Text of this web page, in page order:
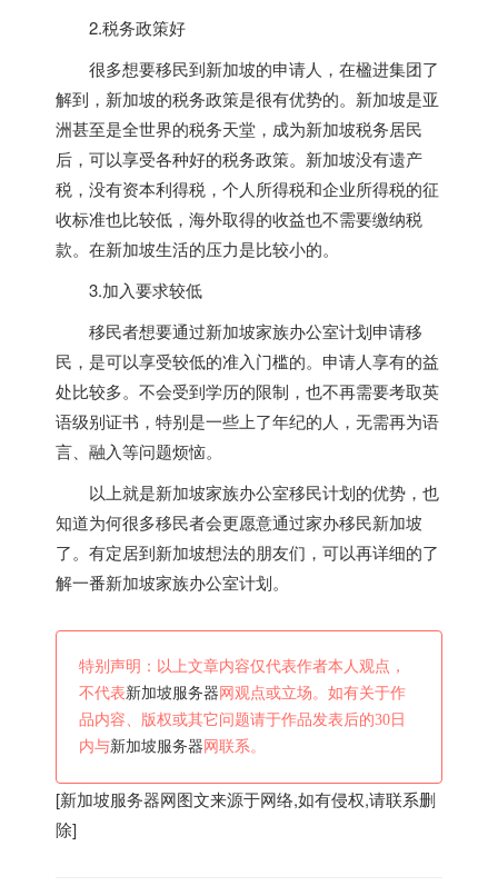
2.税务政策好
很多想要移民到新加坡的申请人，在楹进集团了
解到， 新加坡的税务政策是很有优势的。 新加坡是亚
洲甚至是全世界的税务天堂，成为新加坡税务居民
后，可以享受各种好的税务政策。 新加坡没有遗产
税，没有资本利得税，个人所得税和企业所得税的征
收标准也比较低，海外取得的收益也不需要缴纳税
款。在新加坡生活的压力是比较小的。
3.加入要求较低
移民者想要通过新加坡家族办公室计划申请移
民，是可以享受较低的准入门槛的。申请人享有的益
处比较多。不会受到学历的限制，也不再需要考取英
语级别证书，特别是一些上了年纪的人，无需再为语
言、融入等问题烦恼。
以上就是新加坡家族办公室移民计划的优势，也
知道为何很多移民者会更愿意通过家办移民新加坡
了。有定居到新加坡想法的朋友们，可以再详细的了
解一番新加坡家族办公室计划。
特别声明：以上文章内容仅代表作者本人观点，
不代表新加坡服务器 网观点或立场。如有关于作
品内容、版权或其它问题请于作品发表后的30日
内与新加坡服务器 网联系。
[新加坡服务器网图文来源于网络,如有侵权,请联系删
除]